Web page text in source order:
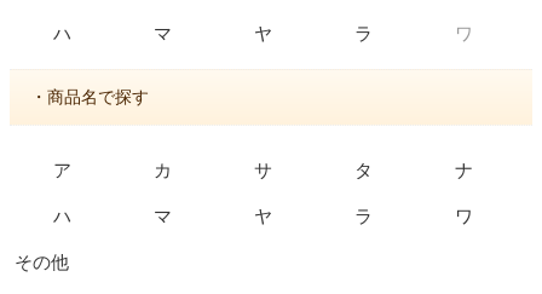
ハ マ ヤ ラ ワ
・商品名で探す
ア カ サ タ ナ
ハ マ ヤ ラ ワ
その他